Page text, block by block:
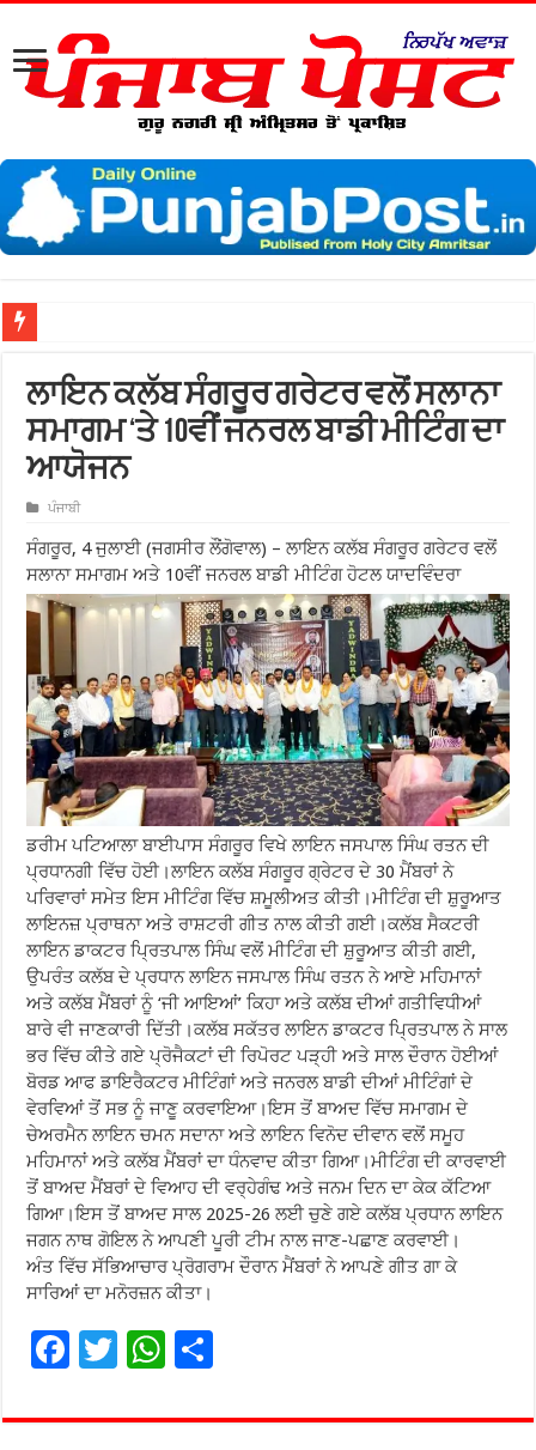
ਲਾਇਨ ਕਲੱਬ ਸੰਗਰੂਰ ਗਰੇਟਰ ਵਲੋਂ ਸਲਾਨਾ
ਸਮਾਗਮ ‘ਤੇ 10ਵੀਂ ਜਨਰਲ ਬਾਡੀ ਮੀਟਿੰਗ ਦਾ
ਆਯੋਜਨ
ਪੰਜਾਬੀ
ਸੰਗਰੂਰ, 4 ਜੁਲਾਈ (ਜਗਸੀਰ ਲੌਂਗੋਵਾਲ) – ਲਾਇਨ ਕਲੱਬ ਸੰਗਰੂਰ ਗਰੇਟਰ ਵਲੋਂ
ਸਲਾਨਾ ਸਮਾਗਮ ਅਤੇ 10ਵੀਂ ਜਨਰਲ ਬਾਡੀ ਮੀਟਿੰਗ ਹੋਟਲ ਯਾਦਵਿੰਦਰਾ
ਡਰੀਮ ਪਟਿਆਲਾ ਬਾਈਪਾਸ ਸੰਗਰੂਰ ਵਿਖੇ ਲਾਇਨ ਜਸਪਾਲ ਸਿੰਘ ਰਤਨ ਦੀ
ਪ੍ਰਧਾਨਗੀ ਵਿੱਚ ਹੋਈ।ਲਾਇਨ ਕਲੱਬ ਸੰਗਰੂਰ ਗ੍ਰੇਟਰ ਦੇ 30 ਮੈਂਬਰਾਂ ਨੇ
ਪਰਿਵਾਰਾਂ ਸਮੇਤ ਇਸ ਮੀਟਿੰਗ ਵਿੱਚ ਸ਼ਮੂਲੀਅਤ ਕੀਤੀ।ਮੀਟਿੰਗ ਦੀ ਸ਼ੁਰੂਆਤ
ਲਾਇਨਜ਼ ਪ੍ਰਾਥਨਾ ਅਤੇ ਰਾਸ਼ਟਰੀ ਗੀਤ ਨਾਲ ਕੀਤੀ ਗਈ।ਕਲੱਬ ਸੈਕਟਰੀ
ਲਾਇਨ ਡਾਕਟਰ ਪ੍ਰਿਤਪਾਲ ਸਿੰਘ ਵਲੋਂ ਮੀਟਿੰਗ ਦੀ ਸ਼ੁਰੂਆਤ ਕੀਤੀ ਗਈ,
ਉਪਰੰਤ ਕਲੱਬ ਦੇ ਪ੍ਰਧਾਨ ਲਾਇਨ ਜਸਪਾਲ ਸਿੰਘ ਰਤਨ ਨੇ ਆਏ ਮਹਿਮਾਨਾਂ
ਅਤੇ ਕਲੱਬ ਮੈਂਬਰਾਂ ਨੂੰ ‘ਜੀ ਆਇਆਂ’ ਕਿਹਾ ਅਤੇ ਕਲੱਬ ਦੀਆਂ ਗਤੀਵਿਧੀਆਂ
ਬਾਰੇ ਵੀ ਜਾਣਕਾਰੀ ਦਿੱਤੀ।ਕਲੱਬ ਸਕੱਤਰ ਲਾਇਨ ਡਾਕਟਰ ਪ੍ਰਿਤਪਾਲ ਨੇ ਸਾਲ
ਭਰ ਵਿੱਚ ਕੀਤੇ ਗਏ ਪ੍ਰੋਜੈਕਟਾਂ ਦੀ ਰਿਪੋਰਟ ਪੜ੍ਹੀ ਅਤੇ ਸਾਲ ਦੌਰਾਨ ਹੋਈਆਂ
ਬੋਰਡ ਆਫ ਡਾਇਰੈਕਟਰ ਮੀਟਿੰਗਾਂ ਅਤੇ ਜਨਰਲ ਬਾਡੀ ਦੀਆਂ ਮੀਟਿੰਗਾਂ ਦੇ
ਵੇਰਵਿਆਂ ਤੋਂ ਸਭ ਨੂੰ ਜਾਣੂ ਕਰਵਾਇਆ।ਇਸ ਤੋਂ ਬਾਅਦ ਵਿੱਚ ਸਮਾਗਮ ਦੇ
ਚੇਅਰਮੈਨ ਲਾਇਨ ਚਮਨ ਸਦਾਨਾ ਅਤੇ ਲਾਇਨ ਵਿਨੋਦ ਦੀਵਾਨ ਵਲੋਂ ਸਮੂਹ
ਮਹਿਮਾਨਾਂ ਅਤੇ ਕਲੱਬ ਮੈਂਬਰਾਂ ਦਾ ਧੰਨਵਾਦ ਕੀਤਾ ਗਿਆ।ਮੀਟਿੰਗ ਦੀ ਕਾਰਵਾਈ
ਤੋਂ ਬਾਅਦ ਮੈਂਬਰਾਂ ਦੇ ਵਿਆਹ ਦੀ ਵਰ੍ਹੇਗੰਢ ਅਤੇ ਜਨਮ ਦਿਨ ਦਾ ਕੇਕ ਕੱਟਿਆ
ਗਿਆ।ਇਸ ਤੋਂ ਬਾਅਦ ਸਾਲ 2025-26 ਲਈ ਚੁਣੇ ਗਏ ਕਲੱਬ ਪ੍ਰਧਾਨ ਲਾਇਨ
ਜਗਨ ਨਾਥ ਗੋਇਲ ਨੇ ਆਪਣੀ ਪੂਰੀ ਟੀਮ ਨਾਲ ਜਾਣ-ਪਛਾਣ ਕਰਵਾਈ।
ਅੰਤ ਵਿੱਚ ਸੱਭਿਆਚਾਰ ਪ੍ਰੋਗਰਾਮ ਦੌਰਾਨ ਮੈਂਬਰਾਂ ਨੇ ਆਪਣੇ ਗੀਤ ਗਾ ਕੇ
ਸਾਰਿਆਂ ਦਾ ਮਨੋਰਜ਼ਨ ਕੀਤਾ।
F
e
T
tt
W
at ar